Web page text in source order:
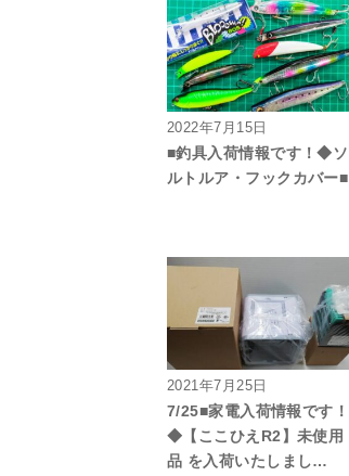
2022年7月15日
■釣具入荷情報です！◆ソ
ルトルア・フックカバー■
2021年7月25日
7/25■家電入荷情報です！
◆【ここひえR2】未使用
品 を入荷いたしまし…